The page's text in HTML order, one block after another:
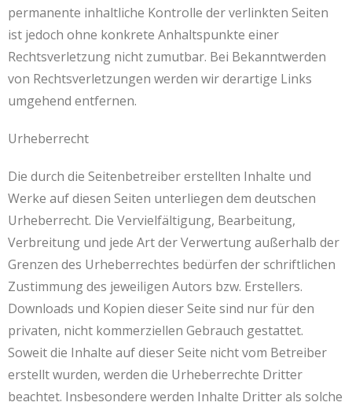
permanente inhaltliche Kontrolle der verlinkten Seiten
ist jedoch ohne konkrete Anhaltspunkte einer
Rechtsverletzung nicht zumutbar. Bei Bekanntwerden
von Rechtsverletzungen werden wir derartige Links
umgehend entfernen.
Urheberrecht
Die durch die Seitenbetreiber erstellten Inhalte und
Werke auf diesen Seiten unterliegen dem deutschen
Urheberrecht. Die Vervielfältigung, Bearbeitung,
Verbreitung und jede Art der Verwertung außerhalb der
Grenzen des Urheberrechtes bedürfen der schriftlichen
Zustimmung des jeweiligen Autors bzw. Erstellers.
Downloads und Kopien dieser Seite sind nur für den
privaten, nicht kommerziellen Gebrauch gestattet.
Soweit die Inhalte auf dieser Seite nicht vom Betreiber
erstellt wurden, werden die Urheberrechte Dritter
beachtet. Insbesondere werden Inhalte Dritter als solche